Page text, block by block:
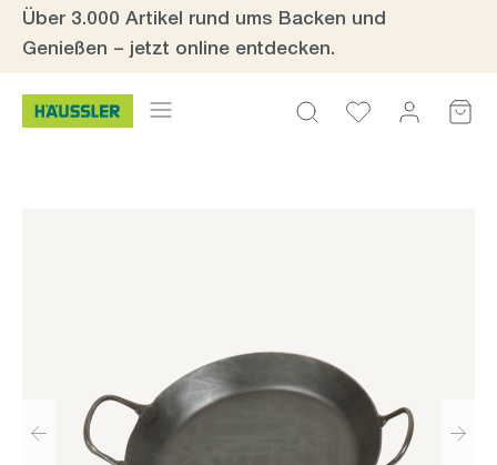
Zum Hauptinhalt springen
Über 3.000 Artikel rund ums Backen und
Genießen – jetzt online entdecken.